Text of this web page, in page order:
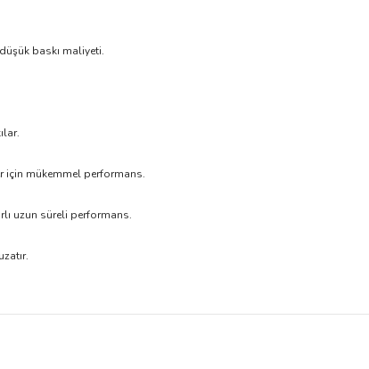
baskı maliyeti.
için mükemmel performans.
uzun süreli performans.